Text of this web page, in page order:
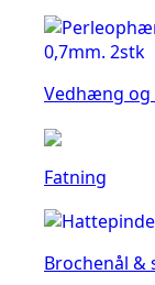
Vedhæng
Fatning
Brochenål &